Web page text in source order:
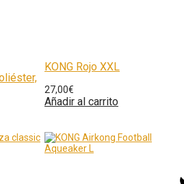
KONG Rojo XXL
27,00€
Añadir al carrito